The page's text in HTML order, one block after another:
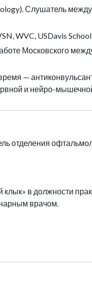
Слушатель
WVC, USDavis
Московского
—
и нейро-
отделения
в должности
врачом.